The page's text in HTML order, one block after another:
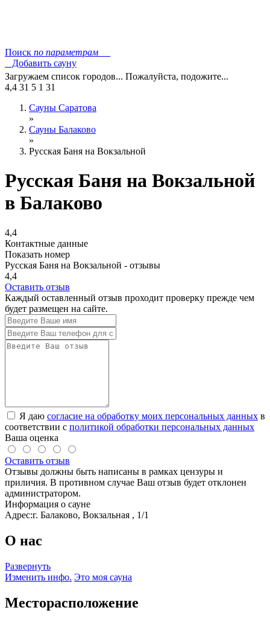
Поиск по параметрам
Добавить сауну
Загружаем список городов... Пожалуйста, подожите...
4,4 31 5 1 31
Сауны Саратова
»
Сауны Балаково
»
Русская Баня на Вокзальной
Русская Баня на Вокзальной
в Балаково
4,4
Контактные данные
Показать номер
Русская Баня на Вокзальной - отзывы
4,4
Оставить отзыв
Каждый оставленный отзыв проходит проверку прежде чем
будет размещен на сайте.
Я даю согласие на обработку моих персональных данных в
соответствии с политикой обработки персональных данных
Ваша оценка
Оставить отзыв
Отзывы должны быть написаны в рамках цензуры и
приличия. В противном случае Ваш отзыв будет отклонен
администратором.
Информация о сауне
Адрес:г. Балаково, Вокзальная , 1/1
О нас
Развернуть
Изменить инфо. Это моя сауна
Месторасположение